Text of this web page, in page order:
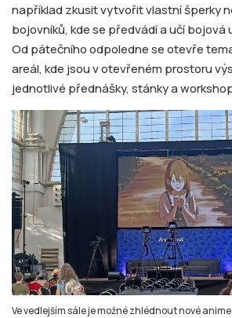
například zkusit vytvořit vlastní šperky
bojovníků, kde se předvádí a učí bojová
Od pátečního odpoledne se otevře
areál, kde jsou v otevřeném prostoru
jednotlivé přednášky, stánky a
Ve vedlejším sále je možné zhlédnout nové